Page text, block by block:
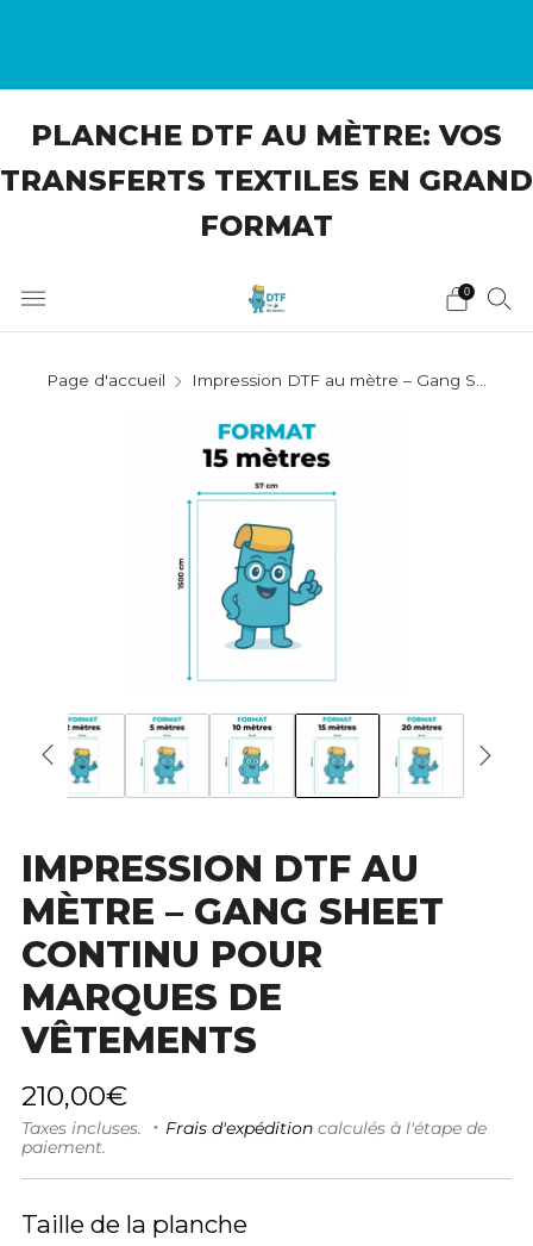
PLANCHE DTF AU MÈTRE: VOS
TRANSFERTS TEXTILES EN GRAND
FORMAT
0
Page d'accueil Impression DTF au mètre – Gang S...
IMPRESSION DTF AU
MÈTRE – GANG SHEET
CONTINU POUR
MARQUES DE
VÊTEMENTS
Prix
régulier
210,00€
Taxes incluses. Frais d'expédition calculés à l'étape de
paiement.
Taille de la planche